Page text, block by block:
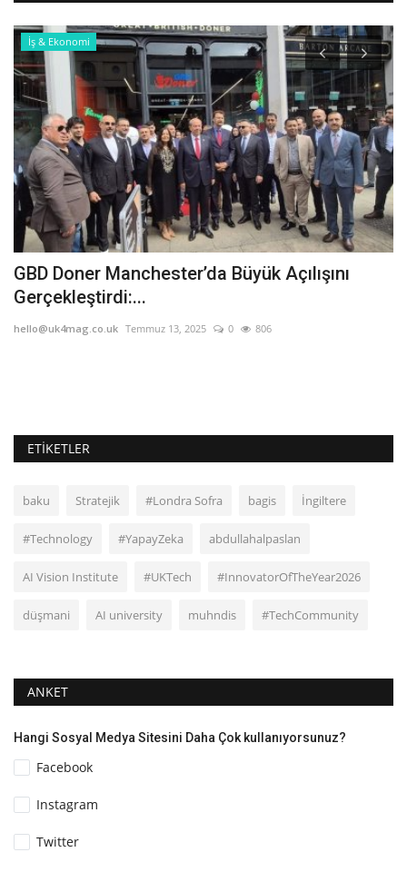
İş & Ekonomi
GBD Doner Manchester’da Büyük Açılışını
Gerçekleştirdi:...
hello@uk4mag.co.uk Temmuz 13, 2025 0 806
ETIKETLER
baku Stratejik #Londra Sofra bagis İngiltere
#Technology #YapayZeka abdullahalpaslan
AI Vision Institute #UKTech #InnovatorOfTheYear2026
düşmani AI university muhndis #TechCommunity
ANKET
Hangi Sosyal Medya Sitesini Daha Çok kullanıyorsunuz?
Facebook
Instagram
Twitter